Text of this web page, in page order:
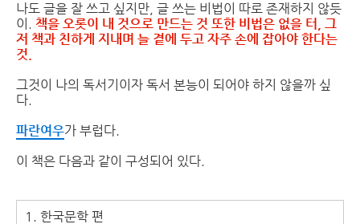
나도 글을 잘 쓰고 싶지만, 글 쓰는 비법이 따로 존재하지 않듯
이. 책을 오롯이 내 것으로 만드는 것 또한 비법은 없을 터, 그
저 책과 친하게 지내며 늘 곁에 두고 자주 손에 잡아야 한다는
것.
그것이 나의 독서기이자 독서 본능이 되어야 하지 않을까 싶
다.
파란여우가 부럽다.
이 책은 다음과 같이 구성되어 있다.
1. 한국문학 편